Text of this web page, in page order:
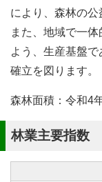
により、森林の公
また、地域で一
よう、生産基盤
確立を図ります。
森林面積：令和4
林業主要指数